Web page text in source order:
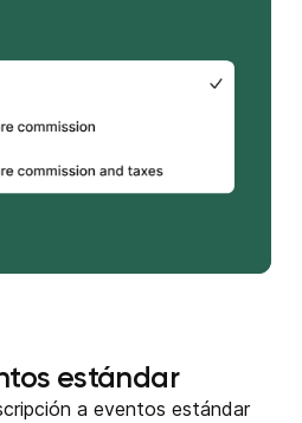
estándar
a eventos estándar